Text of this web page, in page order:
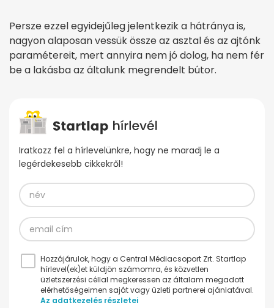
Persze ezzel egyidejűleg jelentkezik a hátránya is,
nagyon alaposan vessük össze az asztal és az ajtónk
paramétereit, mert annyira nem jó dolog, ha nem fér
be a lakásba az általunk megrendelt bútor.
Iratkozz fel a hírlevelünkre, hogy ne maradj le a
legérdekesebb cikkekről!
Hozzájárulok, hogy a Central Médiacsoport Zrt. Startlap
hírlevel(ek)et küldjön számomra, és közvetlen
üzletszerzési céllal megkeressen az általam megadott
elérhetőségeimen saját vagy üzleti partnerei ajánlatával.
Az adatkezelés részletei